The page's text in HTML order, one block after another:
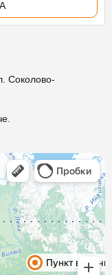
Соколово-